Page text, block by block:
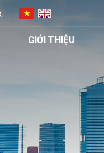
GIỚI THIỆU